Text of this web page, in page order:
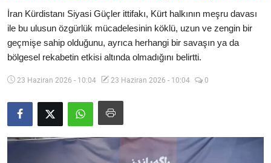
Güncel
Analiz
Galeri
İran Kürdistanı Siyasi Güçler ittifakı, Kürt halkının meşru davası
ile bu ulusun özgürlük mücadelesinin köklü, uzun ve zengin bir
geçmişe sahip olduğunu, ayrıca herhangi bir savaşın ya da
bölgesel rekabetin etkisi altında olmadığını belirtti.
23 Haziran 2026 - 10:04 23 Haziran 2026 - 10:04 0